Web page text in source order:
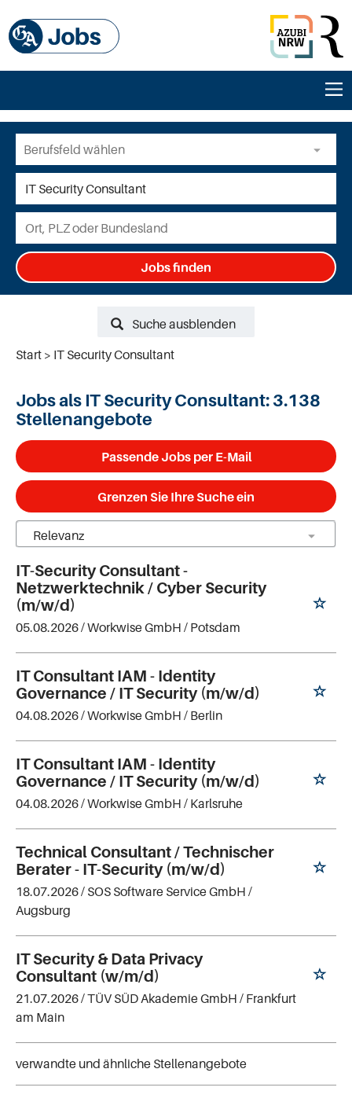
Jobs finden
Suche ausblenden
Start
IT Security Consultant
Jobs als IT Security Consultant:3.138
Stellenangebote
Passende Jobs per E-Mail
Grenzen Sie Ihre Suche ein
IT-Security Consultant -
Netzwerktechnik / Cyber Security
(m/w/d)
05.08.2026 /Workwise GmbH / Potsdam
IT Consultant IAM - Identity
Governance / IT Security (m/w/d)
04.08.2026 /Workwise GmbH / Berlin
IT Consultant IAM - Identity
Governance / IT Security (m/w/d)
04.08.2026 /Workwise GmbH / Karlsruhe
Technical Consultant / Technischer
Berater - IT-Security (m/w/d)
18.07.2026 / SOS Software Service GmbH /
Augsburg
IT Security & Data Privacy
Consultant (w/m/d)
21.07.2026 /TÜV SÜD Akademie GmbH / Frankfurt
am Main
verwandte und ähnliche Stellenangebote